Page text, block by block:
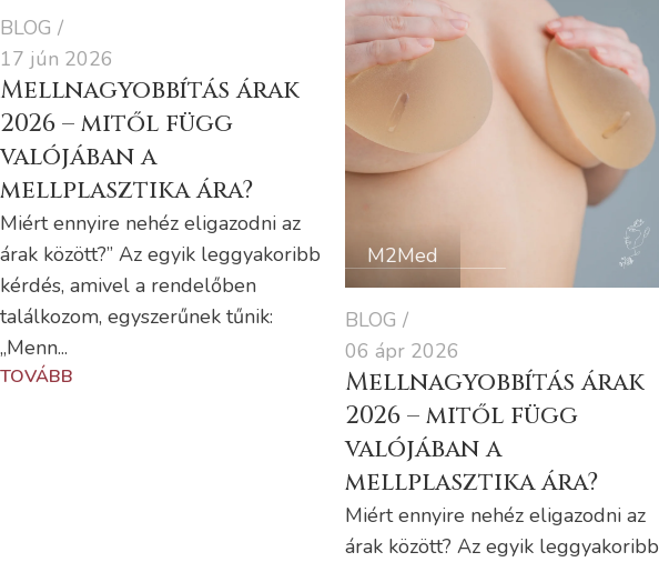
BLOG
17 jún 2026
Mellnagyobbítás árak
2026 – mitől függ
valójában a
mellplasztika ára?
Miért ennyire nehéz eligazodni az
árak között?” Az egyik leggyakoribb
kérdés, amivel a rendelőben
találkozom, egyszerűnek tűnik:
„Menn...
TOVÁBB
M2Med
BLOG
06 ápr 2026
Mellnagyobbítás árak
2026 – mitől függ
valójában a
mellplasztika ára?
Miért ennyire nehéz eligazodni az
árak között? Az egyik leggyakoribb